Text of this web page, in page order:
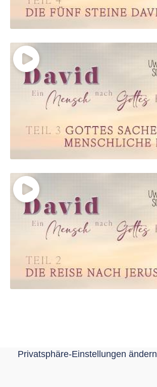
Privatsphäre-Einstellungen ändern